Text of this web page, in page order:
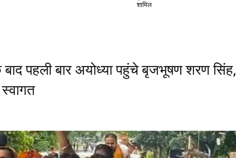
शामिल
पहली बार अयोध्या पहुंचे बृजभूषण शरण सिंह,